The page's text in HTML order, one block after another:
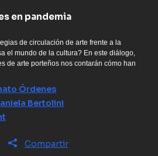
en pandemia
de circulación de arte frente a la
el mundo de la cultura? En este diálogo,
de arte porteños nos contarán cómo han
Órdenes
Bertolini
Compartir